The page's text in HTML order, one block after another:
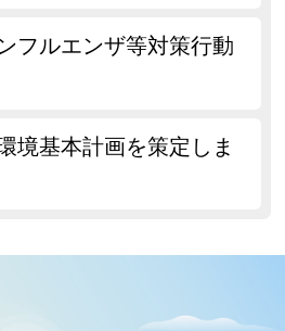
フルエンザ等対策行動
境基本計画を策定しま